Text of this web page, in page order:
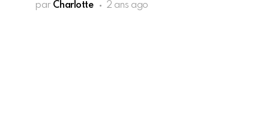
par Charlotte 2 ans ago